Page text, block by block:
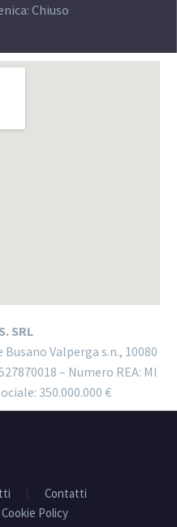
Chiuso
SRL
Valperga s.n., 10080
– Numero REA: MI
350.000.000 €
Contatti
Policy